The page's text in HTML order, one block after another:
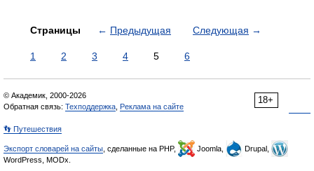
Страницы ← Предыдущая Следующая →
1 2 3 4 5 6
18+
© Академик, 2000-2026
Обратная связь: Техподдержка Реклама на сайте
👣 Путешествия
Экспорт словарей на сайты , сделанные на PHP, Joomla,
Drupal,
WordPress, MODx.